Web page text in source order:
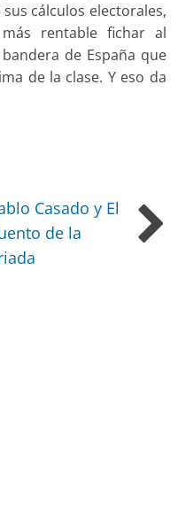
cálculos electorales,
rentable fichar al
de España que
de la clase. Y eso da
Casado y El
de la